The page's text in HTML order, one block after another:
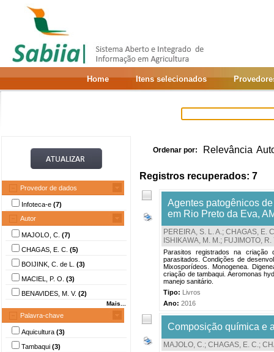
Home Itens selecionados
Provedor de dados
Infoteca-e (7)
Autor
MAJOLO, C. (7)
CHAGAS, E. C. (5)
BOIJINK, C. de L. (3)
MACIEL, P. O. (3)
BENAVIDES, M. V. (2)
Mais...
Palavra-chave
Aquicultura (3)
Tambaqui (3)
Ordenar por: Relevância
Registros recuperados: 7
Agentes patogênicos
em Rio Preto da Eva,
PEREIRA, S. L. A.; CHAGAS, E.
ISHIKAWA, M. M.; FUJIMOTO, R.
Parasitos registrados na criação
parasitados. Condições de
Mixosporídeos. Monogenea.
criação de tambaqui. Aeromonas
manejo sanitário.
Tipo: Livros
Ano: 2016
Composição química e
MAJOLO, C.; CHAGAS, E. C.;